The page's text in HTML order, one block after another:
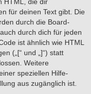
HTML, die dir
für deinen Text gibt. Die
durch die Board-
durch dich für jeden
ist ähnlich wie HTML
(„[“ und „]“) statt
Weitere
speziellen Hilfe-
aus zugänglich ist.